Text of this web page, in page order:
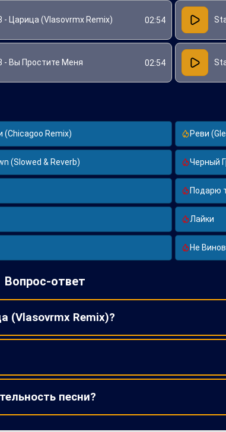
Царица (Vlasovrmx Remix) 02:54
- Вы Простите Меня 02:54
Remix) Реви
(Slowed & Reverb) Черный
Подарю
Лайки
Не
Вопрос-ответ
(Vlasovrmx Remix)?
песни?